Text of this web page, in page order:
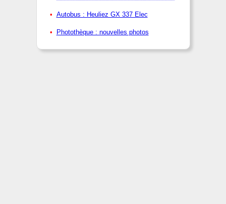
Autobus : Heuliez GX 337 Elec
Photothèque : nouvelles photos